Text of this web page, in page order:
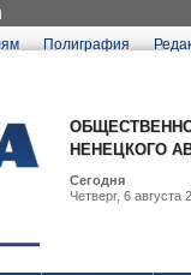
Полиграфия
НЕНЕЦКОГО
Сегодня
Четверг, 6 августа